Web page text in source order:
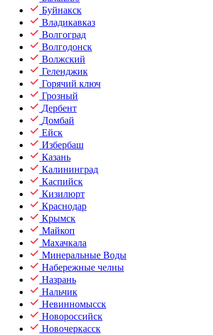
Буйнакск
Владикавказ
Волгоград
Волгодонск
Волжский
Геленджик
Горячий ключ
Грозный
Дербент
Домбай
Ейск
Избербаш
Казань
Калининград
Каспийск
Кизилюрт
Краснодар
Крымск
Майкоп
Махачкала
Минеральные Воды
Набережные челны
Назрань
Нальчик
Невинномысск
Новороссийск
Новочеркасск